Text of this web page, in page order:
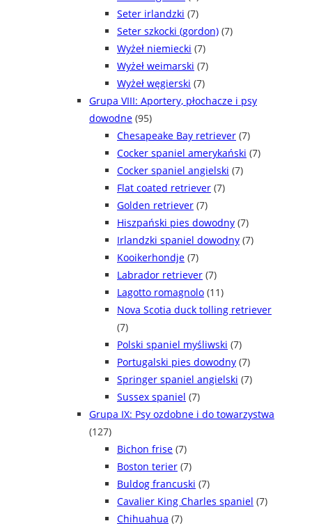
Seter irlandzki (7)
Seter szkocki (gordon) (7)
Wyżeł niemiecki (7)
Wyżeł weimarski (7)
Wyżeł węgierski (7)
Grupa VIII: Aportery, płochacze i psy
dowodne (95)
Chesapeake Bay retriever (7)
Cocker spaniel amerykański (7)
Cocker spaniel angielski (7)
Flat coated retriever (7)
Golden retriever (7)
Hiszpański pies dowodny (7)
Irlandzki spaniel dowodny (7)
Kooikerhondje (7)
Labrador retriever (7)
Lagotto romagnolo (11)
Nova Scotia duck tolling retriever
(7)
Polski spaniel myśliwski (7)
Portugalski pies dowodny (7)
Springer spaniel angielski (7)
Sussex spaniel (7)
Grupa IX: Psy ozdobne i do towarzystwa
(127)
Bichon frise (7)
Boston terier (7)
Buldog francuski (7)
Cavalier King Charles spaniel (7)
Chihuahua (7)